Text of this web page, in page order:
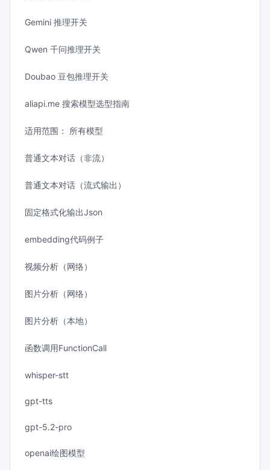
Gemini 推理开关
Qwen 千问推理开关
Doubao 豆包推理开关
aliapi.me 搜索模型选型指南
适用范围： 所有模型
普通文本对话（非流）
普通文本对话（流式输出）
固定格式化输出Json
embedding代码例子
视频分析（网络）
图片分析（网络）
图片分析（本地）
函数调用FunctionCall
whisper-stt
gpt-tts
gpt-5.2-pro
openai绘图模型